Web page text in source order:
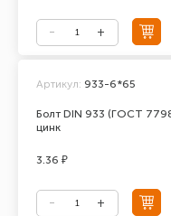
Болт DIN 933 (ГОСТ
цинк
Артикул: 933-6*65
3.36 ₽